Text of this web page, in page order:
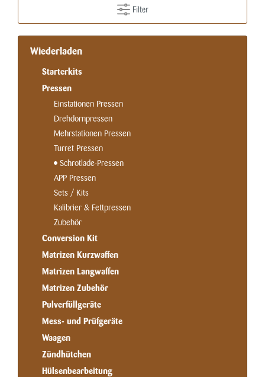
Filter
Wiederladen
Starterkits
Pressen
Einstationen Pressen
Drehdornpressen
Mehrstationen Pressen
Turret Pressen
Schrotlade-Pressen
APP Pressen
Sets / Kits
Kalibrier & Fettpressen
Zubehör
Conversion Kit
Matrizen Kurzwaffen
Matrizen Langwaffen
Matrizen Zubehör
Pulverfüllgeräte
Mess- und Prüfgeräte
Waagen
Zündhütchen
Hülsenbearbeitung